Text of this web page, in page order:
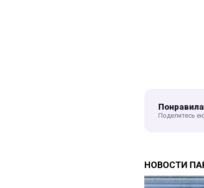
Поделитесь